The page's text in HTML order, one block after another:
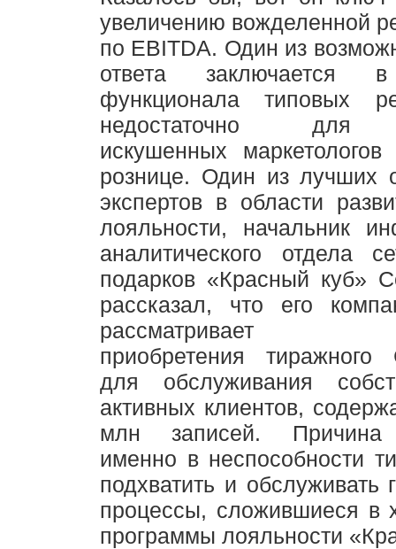
увеличению вожделенной
по EBITDA. Один из
ответа
функционала типовых
недостаточно для
искушенных
рознице. Один из лучших
экспертов в области
лояльности, начальник
аналитического отдела
подарков «Красный куб»
рассказал, что его
рассматривает
приобретения тиражного
для обслуживания
активных клиентов,
млн записей. Причина
именно в неспособности
подхватить и обслуживать
процессы, сложившиеся в
программы лояльности